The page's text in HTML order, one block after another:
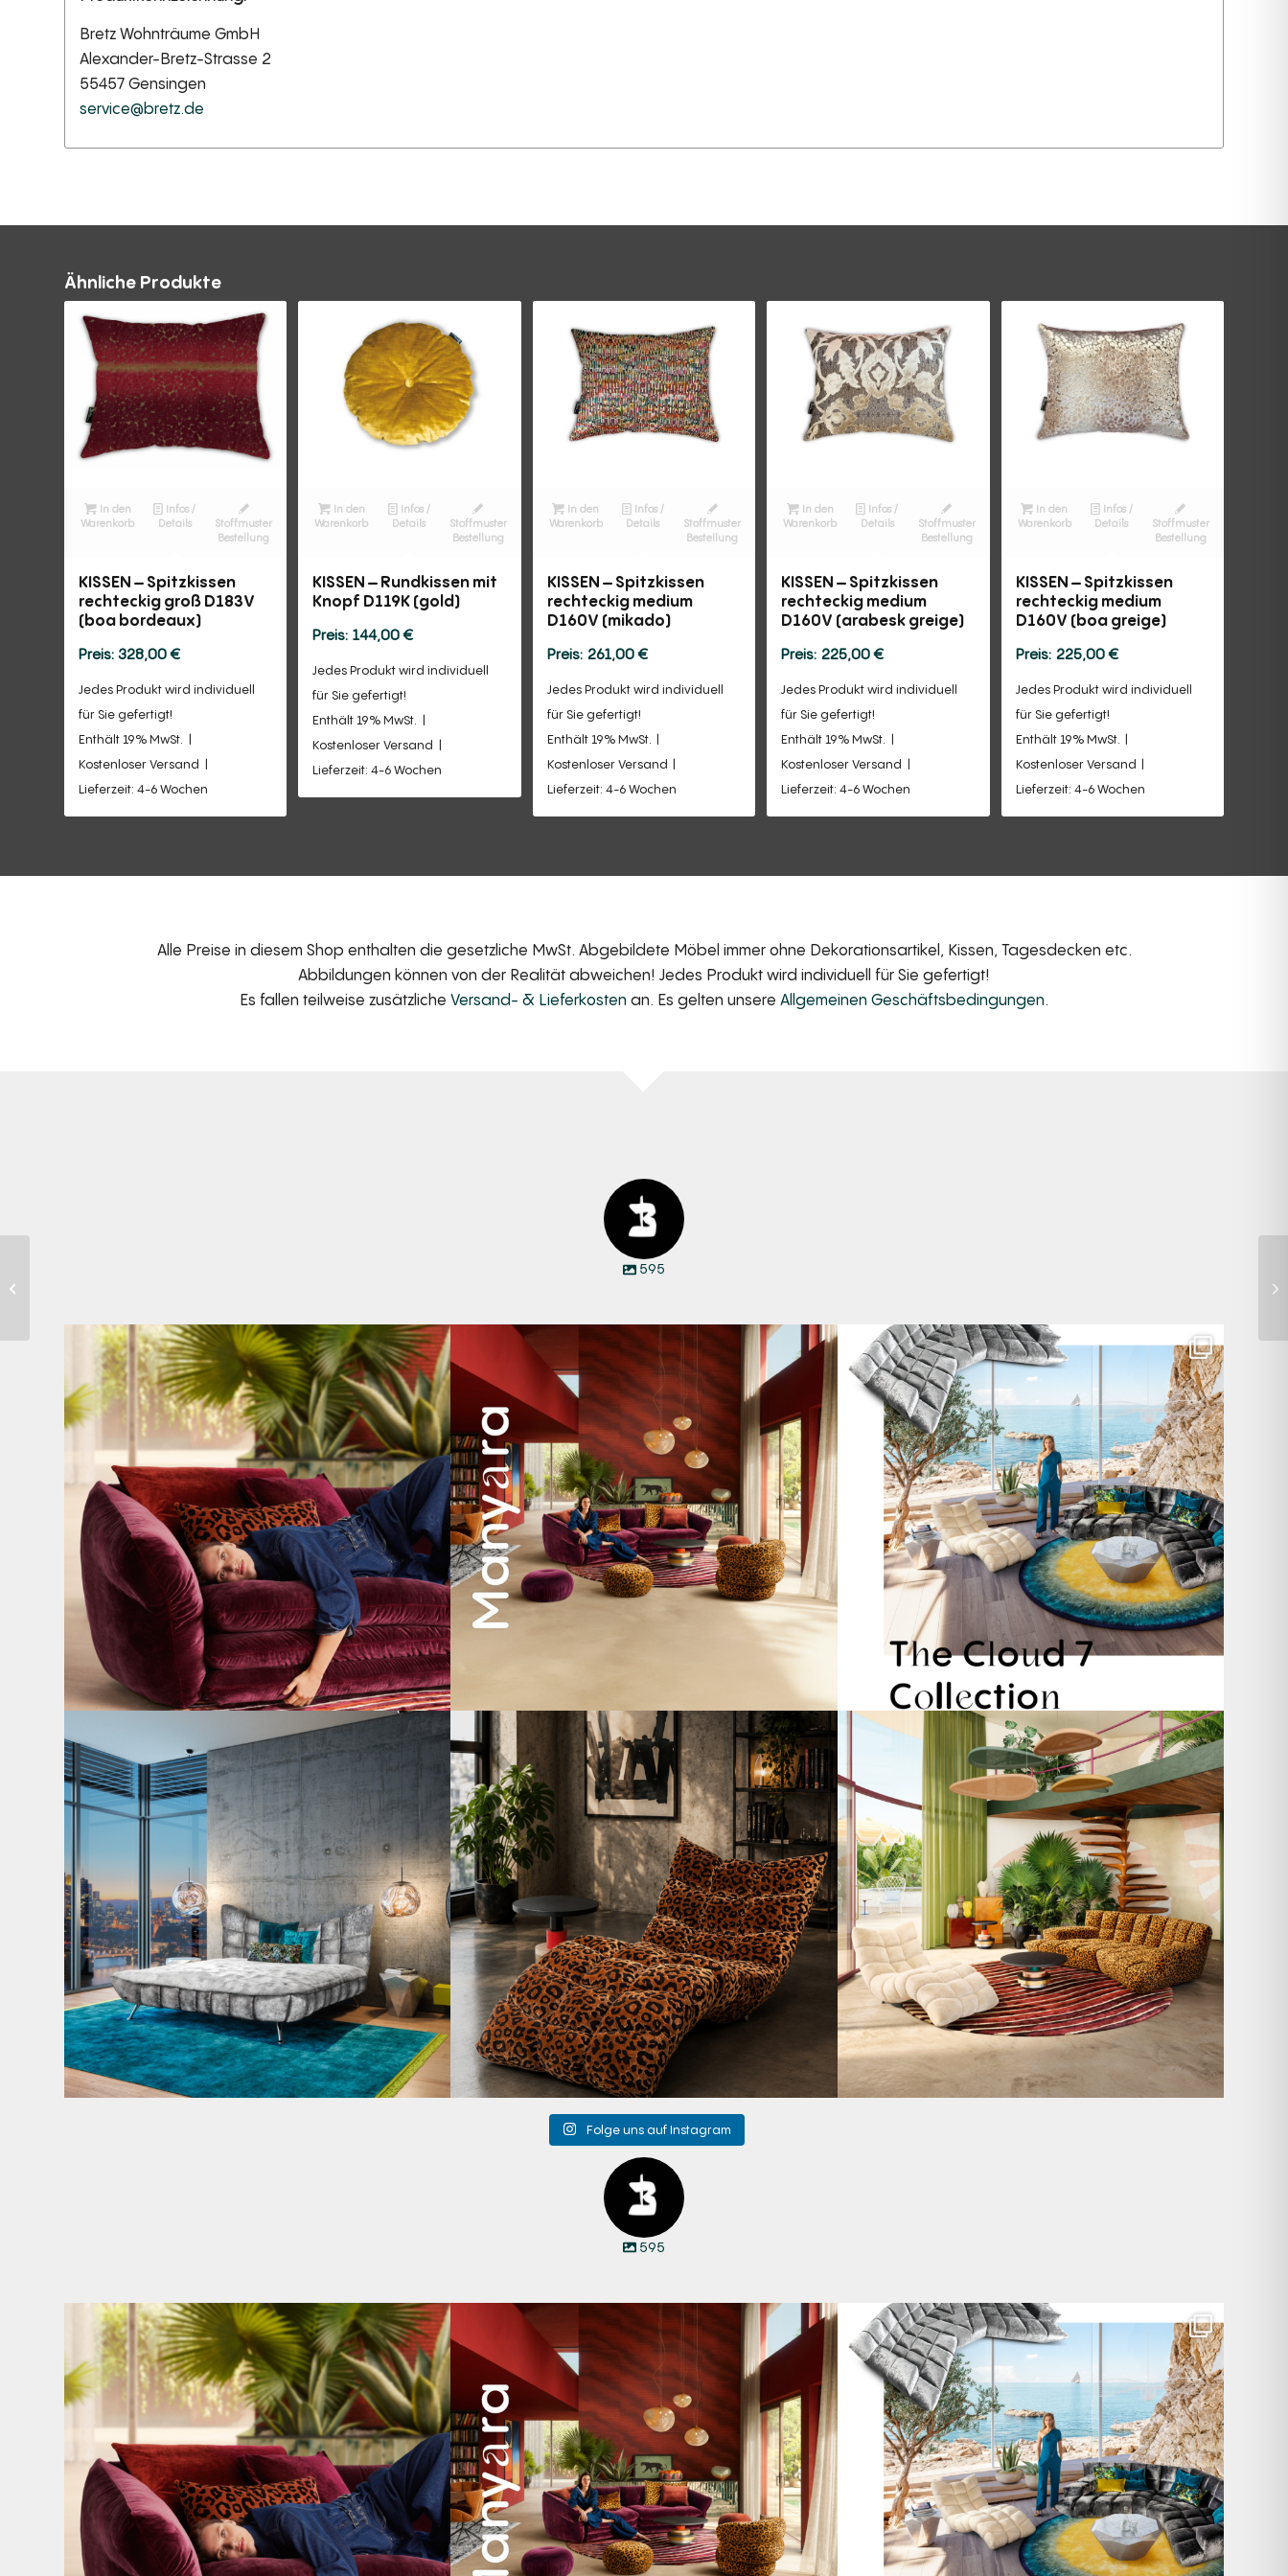
Bretz Wohnträume GmbH
Alexander-Bretz-Strasse 2
55457 Gensingen
service@bretz.de
Ähnliche Produkte
In den
Warenkorb
Infos /
Details
Stoffmuster
Bestellung
KISSEN – Spitzkissen
rechteckig groß D183V
(boa bordeaux)
328,00€
Jedes Produkt wird individuell
für Sie gefertigt!
Enthält 19% MwSt.
Kostenloser Versand
Lieferzeit: 4-6 Wochen
In den
Warenkorb
Infos /
Details
Stoffmuster
Bestellung
KISSEN – Rundkissen mit
Knopf D119K (gold)
144,00€
Jedes Produkt wird individuell
für Sie gefertigt!
Enthält 19% MwSt.
Kostenloser Versand
Lieferzeit: 4-6 Wochen
In den
Warenkorb
Infos /
Details
Stoffmuster
Bestellung
KISSEN – Spitzkissen
rechteckig medium
D160V (mikado)
261,00€
Jedes Produkt wird individuell
für Sie gefertigt!
Enthält 19% MwSt.
Kostenloser Versand
Lieferzeit: 4-6 Wochen
In den
Warenkorb
Infos /
Details
Stoffmuster
Bestellung
KISSEN – Spitzkissen
rechteckig medium
D160V (arabesk greige)
225,00€
Jedes Produkt wird individuell
für Sie gefertigt!
Enthält 19% MwSt.
Kostenloser Versand
Lieferzeit: 4-6 Wochen
In den
Warenkorb
Infos /
Details
Stoffmuster
Bestellung
KISSEN – Spitzkissen
rechteckig medium
D160V (boa greige)
225,00€
Jedes Produkt wird individuell
für Sie gefertigt!
Enthält 19% MwSt.
Kostenloser Versand
Lieferzeit: 4-6 Wochen
Alle Preise in diesem Shop enthalten die gesetzliche MwSt. Abgebildete Möbel immer ohne Dekorationsartikel, Kissen, Tagesdecken etc.
Abbildungen können von der Realität abweichen! Jedes Produkt wird individuell für Sie gefertigt!
Es fallen teilweise zusätzliche Versand- & Lieferkosten an. Es gelten unsere Allgemeinen Geschäftsbedingungen.
595
Den Kopf anlehnen. Die Gedanken auf Reisen...
49 0
Manyara. Inspiriert von der Weite Afrikas.
53 2
Für jeden Lieblingsplatz die passende Cloud. ☁️...
60
Cloud 7 – nicht nur zum Sitzen, sondern auch zum
145 3
A bold statement. A quiet retreat.
Mit unserem...
198 4
Take a walk on the wild side. 🐆
Anlässlich...
104 1
Folge uns auf Instagram
595
Den Kopf anlehnen. Die Gedanken auf Reisen...
49 0
Manyara. Inspiriert von der Weite Afrikas.
53 2
Für jeden Lieblingsplatz die passende Cloud. ☁️...
60